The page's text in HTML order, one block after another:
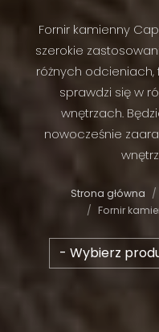
Fornir kamienny
szerokie
różnych
sprawdzi się w
wnętrzach.
nowocześnie
Strona główna
Fornir